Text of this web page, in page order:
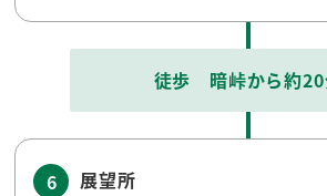
徒歩 暗峠から約
6
展望所